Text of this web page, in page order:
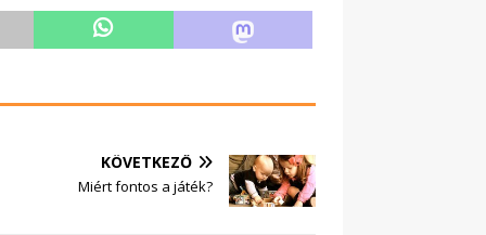
KÖVETKEZŐ
Miért fontos a játék?